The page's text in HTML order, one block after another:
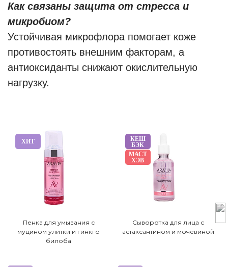
Как связаны защита от стресса и
микробиом?
Устойчивая микрофлора помогает коже
противостоять внешним факторам, а
антиоксиданты снижают окислительную
нагрузку.
ХИТ
Пенка для умывания с
муцином улитки и гинкго
билоба
КЕШ
БЭК
МАСТ
ХЭВ
Сыворотка для лица с
астаксантином и мочевиной